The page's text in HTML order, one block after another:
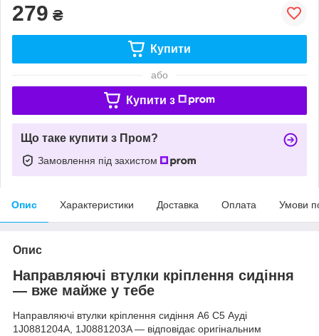
279 ₴
Купити
або
Купити з
Що таке купити з Пром?
Замовлення під захистом
Опис Характеристики Доставка Оплата Умови
Опис
Направляючі втулки кріплення сидіння
— вже майже у тебе
Направляючі втулки кріплення сидіння А6 С5 Ауді
1J0881204A, 1J0881203A — відповідає оригінальним